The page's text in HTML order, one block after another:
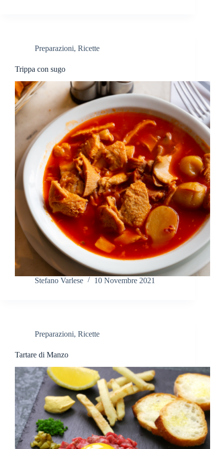
Preparazioni, Ricette
Trippa con sugo
Stefano Varlese 10 Novembre 2021
Preparazioni, Ricette
Tartare di Manzo